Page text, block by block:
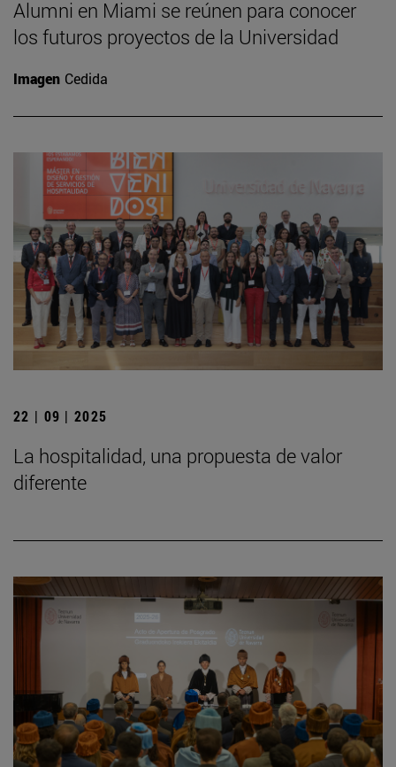
Alumni en Miami se reúnen para conocer
los futuros proyectos de la Universidad
Imagen Cedida
22 | 09 | 2025
La hospitalidad, una propuesta de valor
diferente